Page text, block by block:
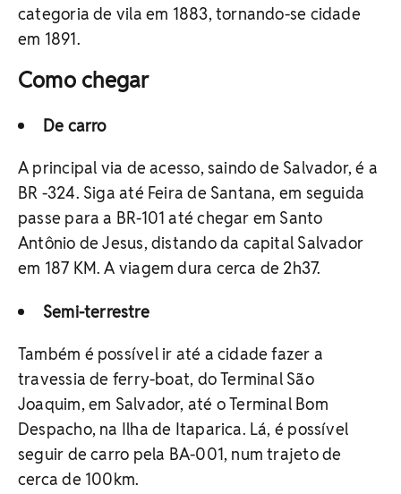
categoria de vila em 1883, tornando-se cidade
em 1891.
Como chegar
De carro
A principal via de acesso, saindo de Salvador, é a
BR -324. Siga até Feira de Santana, em seguida
passe para a BR-101 até chegar em Santo
Antônio de Jesus, distando da capital Salvador
em 187 KM. A viagem dura cerca de 2h37.
Semi-terrestre
Também é possível ir até a cidade fazer a
travessia de ferry-boat, do Terminal São
Joaquim, em Salvador, até o Terminal Bom
Despacho, na Ilha de Itaparica. Lá, é possível
seguir de carro pela BA-001, num trajeto de
cerca de 100km.